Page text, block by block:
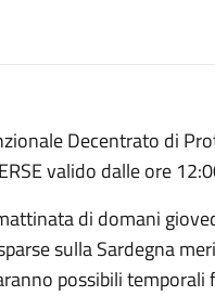
Decentrato di
valido dalle ore
di domani
sulla Sardegna
possibili temporali